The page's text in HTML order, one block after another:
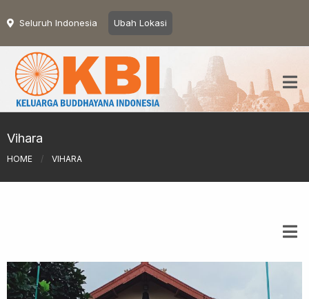
Seluruh Indonesia Ubah Lokasi
Vihara
HOME / VIHARA